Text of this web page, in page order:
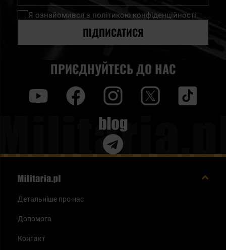
нашу
розсилку
Я ознайомився з політикою конфіденційності
ПІДПИСАТИСЯ
ПРИЄДНУЙТЕСЬ ДО НАС
Blog
Детальніше про нас
Допомога
Контакт